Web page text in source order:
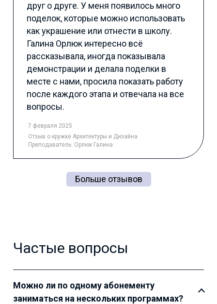
друг о друге. У меня появилось много
поделок, которые можно использовать
как украшение или отнести в школу.
Галина Орлюк интересно всё
рассказывала, иногда показывала
демонстрации и делала поделки в
месте с нами, просила показать работу
после каждого этапа и отвечала на все
вопросы.
7 февраля 2025
Отзыв о кружке Архитектуры и Дизайна
Преподаватель: Орлюк Галина
Больше отзывов
Частые вопросы
Можно ли по одному абонементу
заниматься на нескольких программах?